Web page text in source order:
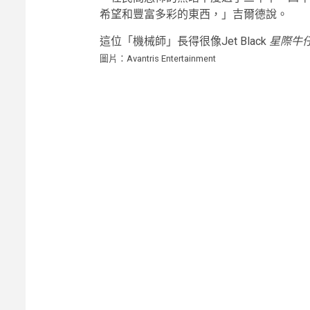
希望和豐富多彩的東西，」吉爾德說。
這位「機械師」長得很像Jet Black 星際牛
圖片：Avantris Entertainment